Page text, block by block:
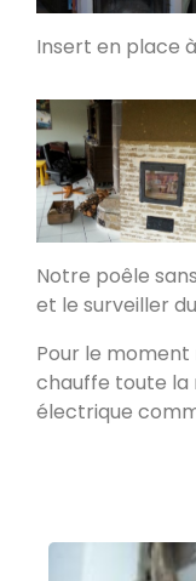
PDM L
Insert en place
Notre poêle
et le surveiller
Pour le moment
chauffe toute la
électrique